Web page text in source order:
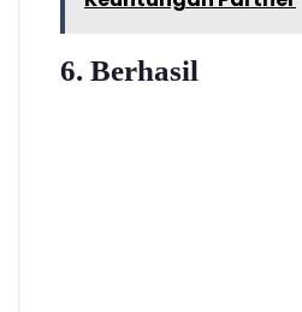
6. Berhasil